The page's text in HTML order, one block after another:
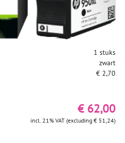
1 stuks
zwart
€ 2,70
€ 62,00
incl. 21% VAT (excluding € 51,24)